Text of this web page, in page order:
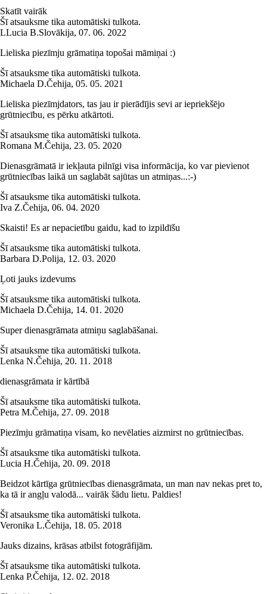
Skatīt vairāk
Šī atsauksme tika automātiski tulkota.
LLucia B.Slovākija, 07. 06. 2022
Lieliska piezīmju grāmatiņa topošai māmiņai :)
Šī atsauksme tika automātiski tulkota.
Michaela D.Čehija, 05. 05. 2021
Lieliska piezīmjdators, tas jau ir pierādījis sevi ar iepriekšējo
grūtniecību, es pērku atkārtoti.
Šī atsauksme tika automātiski tulkota.
Romana M.Čehija, 23. 05. 2020
Dienasgrāmatā ir iekļauta pilnīgi visa informācija, ko var pievienot
grūtniecības laikā un saglabāt sajūtas un atmiņas...:-)
Šī atsauksme tika automātiski tulkota.
Iva Z.Čehija, 06. 04. 2020
Skaisti! Es ar nepacietību gaidu, kad to izpildīšu
Šī atsauksme tika automātiski tulkota.
Barbara D.Polija, 12. 03. 2020
Ļoti jauks izdevums
Šī atsauksme tika automātiski tulkota.
Michaela D.Čehija, 14. 01. 2020
Super dienasgrāmata atmiņu saglabāšanai.
Šī atsauksme tika automātiski tulkota.
Lenka N.Čehija, 20. 11. 2018
dienasgrāmata ir kārtībā
Šī atsauksme tika automātiski tulkota.
Petra M.Čehija, 27. 09. 2018
Piezīmju grāmatiņa visam, ko nevēlaties aizmirst no grūtniecības.
Šī atsauksme tika automātiski tulkota.
Lucia H.Čehija, 20. 09. 2018
Beidzot kārtīga grūtniecības dienasgrāmata, un man nav nekas pret to,
ka tā ir angļu valodā... vairāk šādu lietu. Paldies!
Šī atsauksme tika automātiski tulkota.
Veronika L.Čehija, 18. 05. 2018
Jauks dizains, krāsas atbilst fotogrāfijām.
Šī atsauksme tika automātiski tulkota.
Lenka P.Čehija, 12. 02. 2018